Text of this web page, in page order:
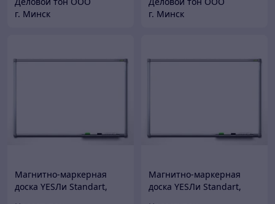
г. Минск
г. Минск
Магнитно-маркерная
доска YESЛи Standart,
Магнитно-маркерная
доска YESЛи Standart,